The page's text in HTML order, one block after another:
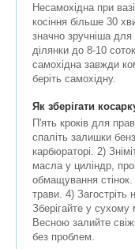
Несамохідна при
косіння більше 30
значно зручніша для
ділянки до 8-10
самохідна завжди
беріть самохідну.
Як зберігати
П'ять кроків для
спаліть залишки
карбюраторі. 2)
масла у циліндр,
обмащування стінок.
трави. 4)
Зберігайте у сухому
Весною залийте
без проблем.